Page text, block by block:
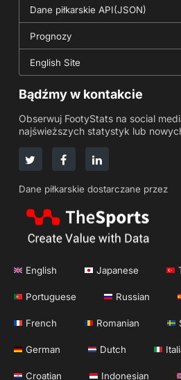
Dane piłkarskie API(JSON)
Prognozy
English Site
Bądźmy w kontakcie
Obserwuj FootyStats na social
najświeższych statystyk lub
Dane piłkarskie dostarczane przez
English Japanese
Portuguese Russian
French Romanian
German Dutch
Croatian Indonesian